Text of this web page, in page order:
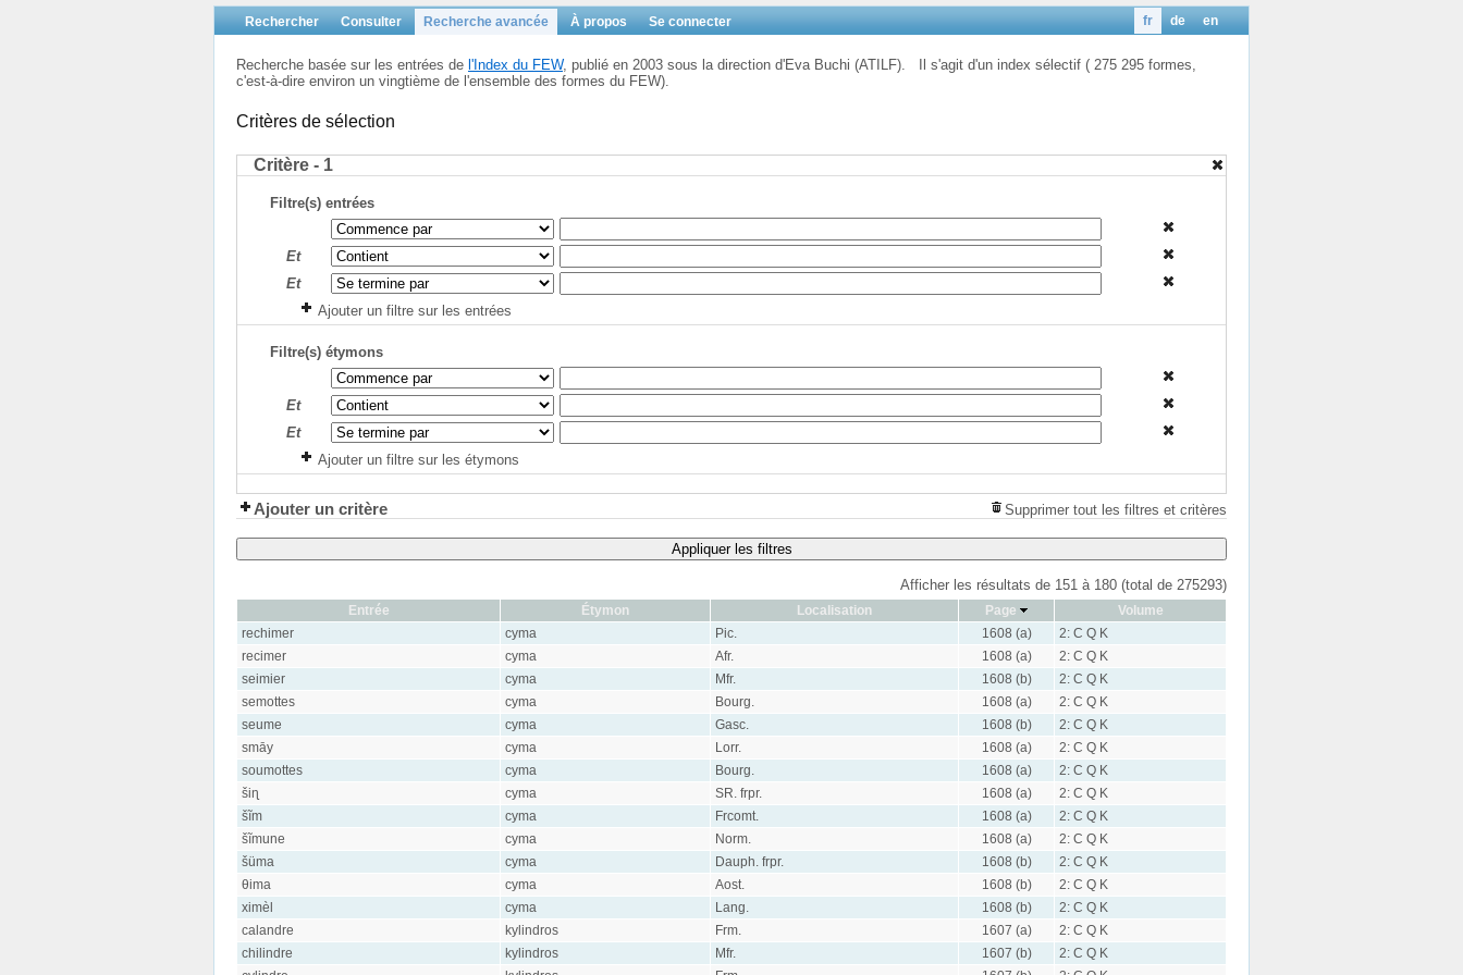
Rechercher Consulter Recherche avancée À propos Se connecter en
de
fr
Recherche basée sur les entrées de l'Index du FEW, publié en 2003 sous la direction d'Eva Buchi (ATILF). Il s'agit d'un index sélectif ( 275 295 formes,
c'est-à-dire environ un vingtième de l'ensemble des formes du FEW).
Critères de sélection
Critère - 1
Filtre(s) entrées
Et
Et
Ajouter un filtre sur les entrées
Filtre(s) étymons
Et
Et
Ajouter un filtre sur les étymons
Ajouter un critère Supprimer tout les filtres et critères
Appliquer les filtres
Afficher les résultats de 151 à 180 (total de 275293)
Entrée Étymon Localisation Page
Volume
rechimer
cyma Pic. 1608 (a)
2: C Q K
recimer
cyma Afr. 1608 (a)
2: C Q K
seimier
cyma Mfr. 1608 (b)
2: C Q K
semottes
cyma Bourg. 1608 (a)
2: C Q K
seume
cyma Gasc. 1608 (b)
2: C Q K
smāy
cyma Lorr. 1608 (a)
2: C Q K
soumottes
cyma Bourg. 1608 (a)
2: C Q K
šiɳ
cyma SR. frpr. 1608 (a)
2: C Q K
šĩm
cyma Frcomt. 1608 (a)
2: C Q K
šĩmune
cyma Norm. 1608 (a)
2: C Q K
šüma
cyma Dauph. frpr. 1608 (b)
2: C Q K
θima
cyma Aost. 1608 (b)
2: C Q K
ximèl
cyma Lang. 1608 (b)
2: C Q K
calandre
kylindros Frm. 1607 (a)
2: C Q K
chilindre
kylindros Mfr. 1607 (b)
2: C Q K